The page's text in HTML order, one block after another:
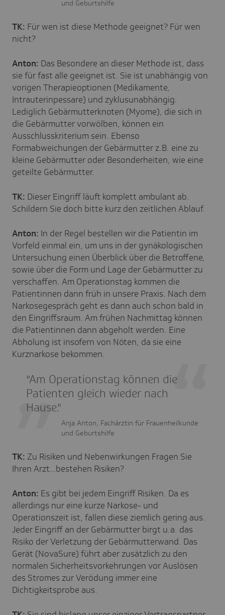
und Geburtshilfe
TK: Für wen ist diese Methode geeignet? Für wen
nicht?
Anton: Das Besondere an dieser Methode ist, dass
sie für fast alle geeignet ist. Sie ist unabhängig von
vorigen Therapieoptionen (Medikamente,
Intrauterinpessare) und zyklusunabhängig.
Lediglich Gebärmutterknoten (Myome), die sich in
die Gebärmutter vorwölben, können ein
Ausschlusskriterium sein. Ebenso
Formabweichungen der Gebärmutter z.B. eine zu
kleine Gebärmutter oder Besonderheiten, wie eine
geteilte Gebärmutter.
TK: Dieser Eingriff läuft komplett ambulant ab.
Schildern Sie doch bitte kurz den zeitlichen Ablauf.
Anton: In der Regel bestellen wir die Patientin im
Vorfeld einmal ein, um uns in der gynäkologischen
Untersuchung einen Überblick über die Betroffene,
sowie über die Form und Lage der Gebärmutter zu
verschaffen. Am Operationstag kommen die
Patientinnen dann früh in unsere Praxis. Nach dem
Narkosegespräch geht es dann auch schon bald in
den Eingriffsraum. Am frühen Nachmittag können
die Patientinnen dann abgeholt werden. Eine
Abholung ist insofern von Nöten, da sie eine
Kurznarkose bekommen.
"Am Operationstag können die
Patienten gleich wieder nach
Hause."
Anja Anton, Fachärztin für Frauenheilkunde
und Geburtshilfe
TK: Zu Risiken und Nebenwirkungen Fragen Sie
Ihren Arzt…bestehen Risiken?
Anton: Es gibt bei jedem Eingriff Risiken. Da es
allerdings nur eine kurze Narkose- und
Operationszeit ist, fallen diese ziemlich gering aus.
Jeder Eingriff an der Gebärmutter birgt u.a. das
Risiko der Verletzung der Gebärmutterwand. Das
Gerät (NovaSure) führt aber zusätzlich zu den
normalen Sicherheitsvorkehrungen vor Auslösen
des Stromes zur Verödung immer eine
Dichtigkeitsprobe aus.